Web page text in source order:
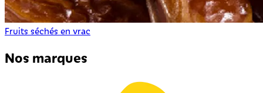
Fruits séchés en vrac
Nos marques